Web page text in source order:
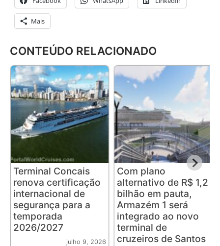
Mais
CONTEÚDO RELACIONADO
Terminal Concais
renova certificação
internacional de
segurança para a
temporada
2026/2027
julho 9, 2026
Com plano
alternativo de R$ 1,2
bilhão em pauta,
Armazém 1 será
integrado ao novo
terminal de
cruzeiros de Santos